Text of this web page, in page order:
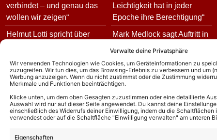
Verwalte deine Privatsphäre
Wir verwenden Technologien wie Cookies, um Geräteinformationen zu
zuzugreifen. Wir tun dies, um das Browsing-Erlebnis zu verbessern und um
Werbung anzuzeigen. Wenn du nicht zustimmst oder die Zustimmung
Merkmale und Funktionen beeinträchtigen.
Klicke unten, um dem oben Gesagten zuzustimmen oder eine detaillierte
Auswahl wird nur auf dieser Seite angewendet. Du kannst deine
einschließlich des Widerrufs deiner Einwilligung, indem du die
verwendest oder auf die Schaltfläche "Einwilligung verwalten" am unteren
Eigenschaften
verbindet – und genau das
wollen wir zeigen“
Helmut Lotti spricht über
enthüllt seine andere
musikalische Seite!
Fällt die Helene Fischer
Show 2026 doch aus? Das
sagt der Sender zum
Leichtigkeit hat in jeder
Epoche ihre Berechtigung“
Mark Medlock sagt Auftritt in
Matthias Reim und Christin
Stark ziehen um: Hier finden
sie ihr neues Zuhause
„Kölner Treff“ Gäste heute: